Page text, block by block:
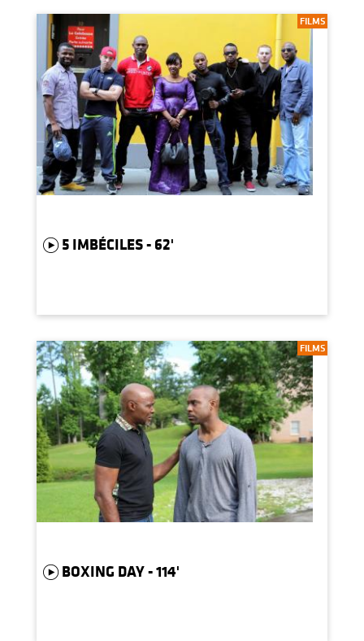
FILMS
5 IMBÉCILES - 62'
FILMS
BOXING DAY - 114'